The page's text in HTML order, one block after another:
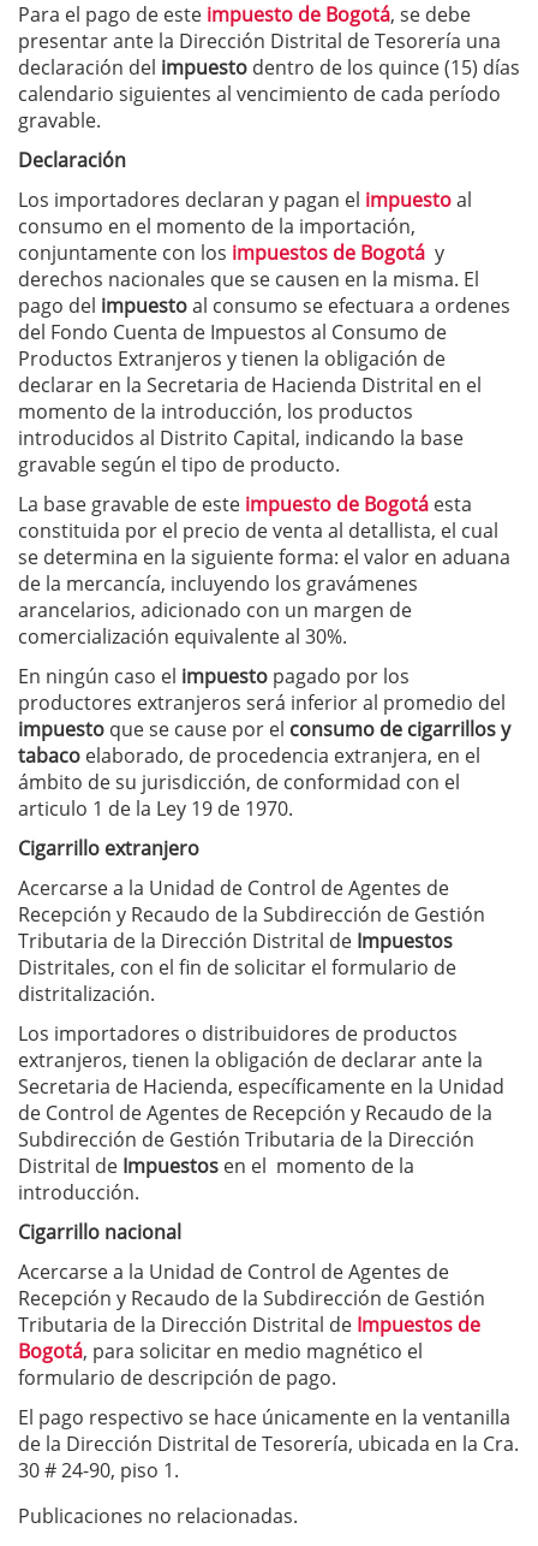
Para el pago de este impuesto de Bogotá, se debe
presentar ante la Dirección Distrital de Tesorería una
declaración del impuesto dentro de los quince (15) días
calendario siguientes al vencimiento de cada período
gravable.
Declaración
Los importadores declaran y pagan el impuestoal
consumo en el momento de la importación,
conjuntamente con los impuestos de Bogotá y
derechos nacionales que se causen en la misma. El
pago del impuestoal consumo se efectuara a ordenes
del Fondo Cuenta de Impuestos al Consumo de
Productos Extranjeros y tienen la obligación de
declarar en la Secretaria de Hacienda Distrital en el
momento de la introducción, los productos
introducidos al Distrito Capital, indicando la base
gravable según el tipo de producto.
La base gravable de este impuesto de Bogotá esta
constituida por el precio de venta al detallista, el cual
se determina en la siguiente forma: el valor en aduana
de la mercancía, incluyendo los gravámenes
arancelarios, adicionado con un margen de
comercialización equivalente al 30%.
En ningún caso el impuesto pagado por los
productores extranjeros será inferior al promedio del
impuesto que se cause por el consumo de cigarrillos y
tabaco elaborado, de procedencia extranjera, en el
ámbito de su jurisdicción, de conformidad con el
articulo 1 de la Ley 19 de 1970.
Cigarrillo extranjero
Acercarse a la Unidad de Control de Agentes de
Recepción y Recaudo de la Subdirección de Gestión
Tributaria de la Dirección Distrital de Impuestos
Distritales, con el fin de solicitar el formulario de
distritalización.
Los importadores o distribuidores de productos
extranjeros, tienen la obligación de declarar ante la
Secretaria de Hacienda, específicamente en la Unidad
de Control de Agentes de Recepción y Recaudo de la
Subdirección de Gestión Tributaria de la Dirección
Distrital de Impuestos en el momento de la
introducción.
Cigarrillo nacional
Acercarse a la Unidad de Control de Agentes de
Recepción y Recaudo de la Subdirección de Gestión
Tributaria de la Dirección Distrital de Impuestos de
Bogotá, para solicitar en medio magnético el
formulario de descripción de pago.
El pago respectivo se hace únicamente en la ventanilla
de la Dirección Distrital de Tesorería, ubicada en la Cra.
30 # 24-90, piso 1.
Publicaciones no relacionadas.